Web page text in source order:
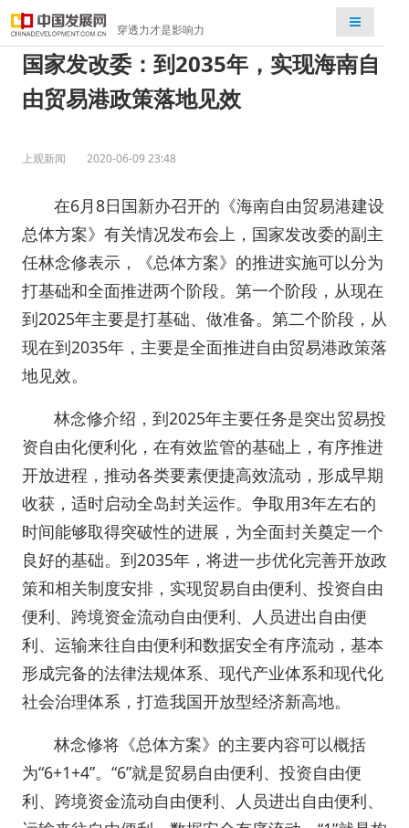
穿透力才是影响力
检索
国家发改委：到2035年，实现海南自
由贸易港政策落地见效
上观新闻 2020-06-09 23:48
在6月8日国新办召开的《海南自由贸易港建设
总体方案》有关情况发布会上，国家发改委的副主
任林念修表示，《总体方案》的推进实施可以分为
打基础和全面推进两个阶段。第一个阶段，从现在
到2025年主要是打基础、做准备。第二个阶段，从
现在到2035年，主要是全面推进自由贸易港政策落
地见效。
林念修介绍，到2025年主要任务是突出贸易投
资自由化便利化，在有效监管的基础上，有序推进
开放进程，推动各类要素便捷高效流动，形成早期
收获，适时启动全岛封关运作。争取用3年左右的
时间能够取得突破性的进展，为全面封关奠定一个
良好的基础。到2035年，将进一步优化完善开放政
策和相关制度安排，实现贸易自由便利、投资自由
便利、跨境资金流动自由便利、人员进出自由便
利、运输来往自由便利和数据安全有序流动，基本
形成完备的法律法规体系、现代产业体系和现代化
社会治理体系，打造我国开放型经济新高地。
林念修将《总体方案》的主要内容可以概括
为“6+1+4”。“6”就是贸易自由便利、投资自由便
利、跨境资金流动自由便利、人员进出自由便利、